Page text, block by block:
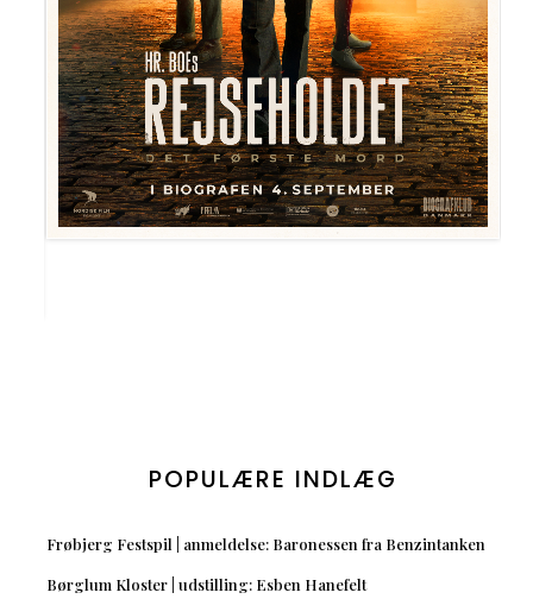
POPULÆRE INDLÆG
Frøbjerg Festspil | anmeldelse: Baronessen fra Benzintanken
Børglum Kloster | udstilling: Esben Hanefelt